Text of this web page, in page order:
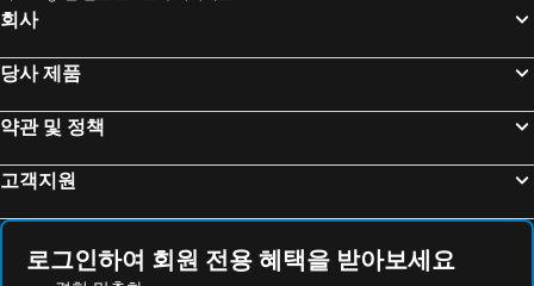
회사
당사 제품
약관 및 정책
고객지원
로그인하여 회원 전용 혜택을 받아보세요